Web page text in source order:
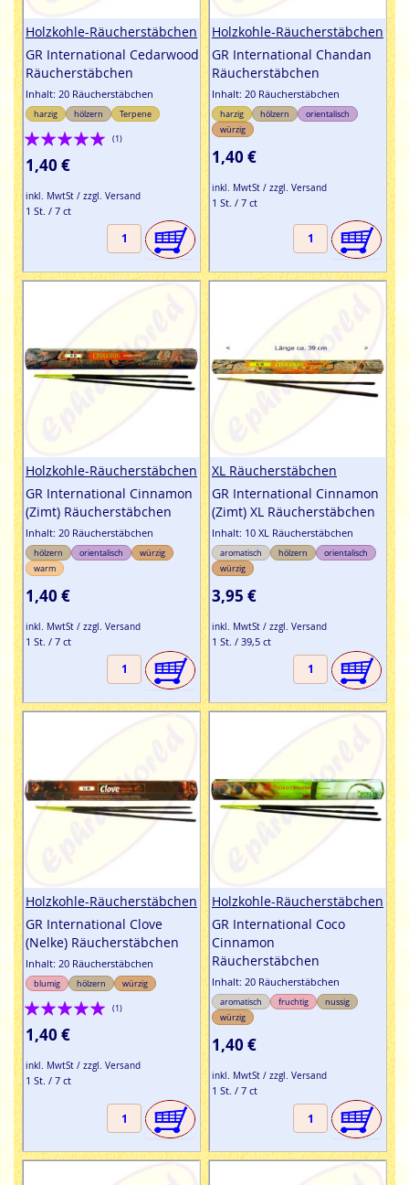
Holzkohle-Räucherstäbchen
GR International Cedarwood
Räucherstäbchen
Inhalt: 20 Räucherstäbchen
harzig hölzern Terpene
Bewertung:
100%
(1)
1,40 €
inkl. MwtSt / zzgl. Versand
1 St. / 7 ct
Holzkohle-Räucherstäbchen
GR International Chandan
Räucherstäbchen
Inhalt: 20 Räucherstäbchen
harzig hölzern
orientalisch
würzig
1,40 €
inkl. MwtSt / zzgl. Versand
1 St. / 7 ct
Holzkohle-Räucherstäbchen
GR International Cinnamon
(Zimt) Räucherstäbchen
Inhalt: 20 Räucherstäbchen
hölzern orientalisch
würzig
warm
1,40 €
inkl. MwtSt / zzgl. Versand
1 St. / 7 ct
XL Räucherstäbchen
GR International Cinnamon
(Zimt) XL Räucherstäbchen
Inhalt: 10 XL Räucherstäbchen
aromatisch hölzern
orientalisch
würzig
3,95 €
inkl. MwtSt / zzgl. Versand
1 St. / 39,5 ct
Holzkohle-Räucherstäbchen
GR International Clove
(Nelke) Räucherstäbchen
Inhalt: 20 Räucherstäbchen
blumig hölzern würzig
Bewertung:
100%
(1)
1,40 €
inkl. MwtSt / zzgl. Versand
1 St. / 7 ct
Holzkohle-Räucherstäbchen
GR International Coco
Cinnamon
Räucherstäbchen
Inhalt: 20 Räucherstäbchen
aromatisch fruchtig
nussig
würzig
1,40 €
inkl. MwtSt / zzgl. Versand
1 St. / 7 ct